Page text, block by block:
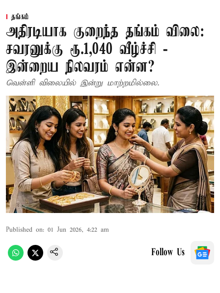
தங்கம்
அதிரடியாக குறைந்த தங்கம் விலை:
சவரனுக்கு ரூ.1,040 வீழ்ச்சி -
இன்றைய நிலவரம் என்ன?
வெள்ளி விலையில் இன்று மாற்றமில்லை.
Published on: 01 Jun 2026, 4:22 am
Follow Us